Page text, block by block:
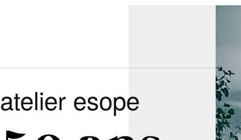
atelier esope